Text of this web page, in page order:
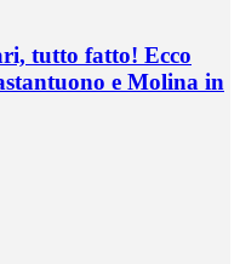
tutto fatto! Ecco
e Molina in